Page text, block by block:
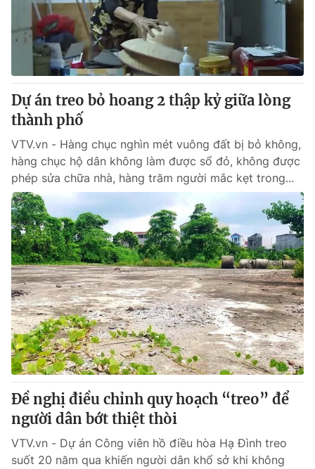
Dự án treo bỏ hoang 2 thập kỷ giữa lòng
thành phố
VTV.vn - Hàng chục nghìn mét vuông đất bị bỏ không,
hàng chục hộ dân không làm được sổ đỏ, không được
phép sửa chữa nhà, hàng trăm người mắc kẹt trong...
Đề nghị điều chỉnh quy hoạch “treo” để
người dân bớt thiệt thòi
VTV.vn - Dự án Công viên hồ điều hòa Hạ Đình treo
suốt 20 năm qua khiến người dân khổ sở khi không